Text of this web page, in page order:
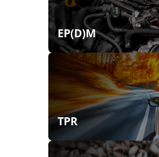
EP(D)M
TPR